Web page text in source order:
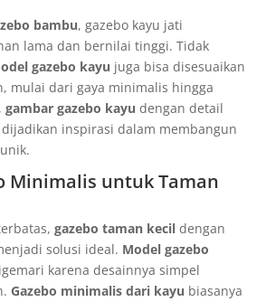
bambu, gazebo kayu jati
lama dan bernilai tinggi. Tidak
gazebo kayu juga bisa disesuaikan
mulai dari gaya minimalis hingga
gambar gazebo kayu dengan detail
inspirasi dalam membangun
Minimalis untuk Taman
gazebo taman kecil dengan
solusi ideal. Model gazebo
karena desainnya simpel
Gazebo minimalis dari kayu biasanya